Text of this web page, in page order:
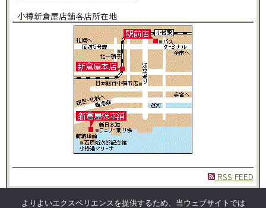
小樽新倉屋店舗各店所在地
RSS FEED
HOME 仏事用・慶事用・特別なお菓子 会社概要
個人情報
よりよいエクスペリエンスを提供するため、当ウェブサイトでは